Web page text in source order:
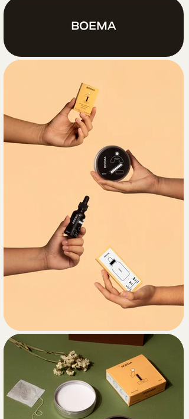
bienestar para cualquiera que busque
bienestar, sin distinción de género.
Creamos dígitos personalizados para
clasificar los productos según su
como la opción más suave y 3 como
la más intensa. Además, diseñamos un
patrón orgánico para el interior de la
caja, inspirado en el arte del rock
balance, símbolo de armonía y
bienestar. Así, la cara exterior se
mantiene minimalista, mientras que el
interior sorprende con un gráfico
inesperado y divertido.